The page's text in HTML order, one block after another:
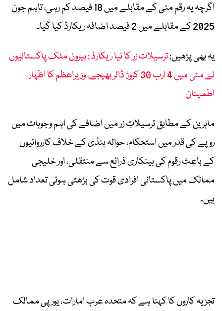
اگرچہ یہ رقم مئی کے مقابلے میں 18 فیصد کم رہی، تاہم جون
2025 کے مقابلے میں 2 فیصد اضافہ ریکارڈ کیا گیا۔
یہ بھی پڑھیں:ترسیلات زر کا نیا ریکارڈ : بیرون ملک پاکستانیوں
نے مئی میں 4 ارب 30 کروڑ ڈالر بھیجے، وزیراعظم کا اظہار
اطمینان
ماہرین کے مطابق ترسیلاتِ زر میں اضافے کی اہم وجوہات میں
روپے کی قدر میں استحکام، حوالہ ہنڈی کے خلاف کارروائیوں
کے باعث رقوم کی بینکاری ذرائع سے منتقلی، اور خلیجی
ممالک میں پاکستانی افرادی قوت کی بڑھتی ہوئی تعداد شامل
ہیں۔
تجزیہ کاروں کا کہنا ہے کہ متحدہ عرب امارات، یورپی ممالک